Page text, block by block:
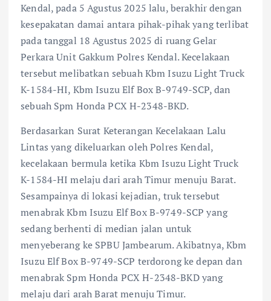
Kendal, pada 5 Agustus 2025 lalu, berakhir dengan
kesepakatan damai antara pihak-pihak yang terlibat
pada tanggal 18 Agustus 2025 di ruang Gelar
Perkara Unit Gakkum Polres Kendal. Kecelakaan
tersebut melibatkan sebuah Kbm Isuzu Light Truck
K-1584-HI, Kbm Isuzu Elf Box B-9749-SCP, dan
sebuah Spm Honda PCX H-2348-BKD.
Berdasarkan Surat Keterangan Kecelakaan Lalu
Lintas yang dikeluarkan oleh Polres Kendal,
kecelakaan bermula ketika Kbm Isuzu Light Truck
K-1584-HI melaju dari arah Timur menuju Barat.
Sesampainya di lokasi kejadian, truk tersebut
menabrak Kbm Isuzu Elf Box B-9749-SCP yang
sedang berhenti di median jalan untuk
menyeberang ke SPBU Jambearum. Akibatnya, Kbm
Isuzu Elf Box B-9749-SCP terdorong ke depan dan
menabrak Spm Honda PCX H-2348-BKD yang
melaju dari arah Barat menuju Timur.